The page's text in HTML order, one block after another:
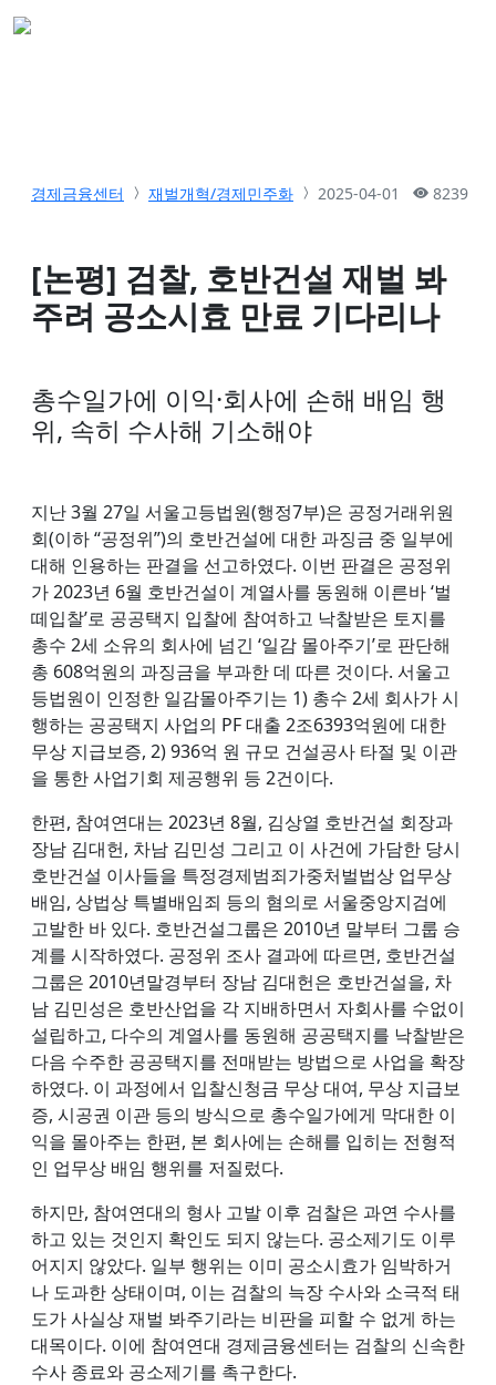
경제금융센터 재벌개혁/경제민주화 2025-04-01 8239
[논평] 검찰, 호반건설 재벌 봐
주려 공소시효 만료 기다리나
총수일가에 이익·회사에 손해 배임 행
위, 속히 수사해 기소해야
지난 3월 27일 서울고등법원(행정7부)은 공정거래위원
회(이하 “공정위”)의 호반건설에 대한 과징금 중 일부에
대해 인용하는 판결을 선고하였다. 이번 판결은 공정위
가 2023년 6월 호반건설이 계열사를 동원해 이른바 ‘벌
떼입찰’로 공공택지 입찰에 참여하고 낙찰받은 토지를
총수 2세 소유의 회사에 넘긴 ‘일감 몰아주기’로 판단해
총 608억원의 과징금을 부과한 데 따른 것이다. 서울고
등법원이 인정한 일감몰아주기는 1) 총수 2세 회사가 시
행하는 공공택지 사업의 PF 대출 2조6393억원에 대한
무상 지급보증, 2) 936억 원 규모 건설공사 타절 및 이관
을 통한 사업기회 제공행위 등 2건이다.
한편, 참여연대는 2023년 8월, 김상열 호반건설 회장과
장남 김대헌, 차남 김민성 그리고 이 사건에 가담한 당시
호반건설 이사들을 특정경제범죄가중처벌법상 업무상
배임, 상법상 특별배임죄 등의 혐의로 서울중앙지검에
고발한 바 있다. 호반건설그룹은 2010년 말부터 그룹 승
계를 시작하였다. 공정위 조사 결과에 따르면, 호반건설
그룹은 2010년말경부터 장남 김대헌은 호반건설을, 차
남 김민성은 호반산업을 각 지배하면서 자회사를 수없이
설립하고, 다수의 계열사를 동원해 공공택지를 낙찰받은
다음 수주한 공공택지를 전매받는 방법으로 사업을 확장
하였다. 이 과정에서 입찰신청금 무상 대여, 무상 지급보
증, 시공권 이관 등의 방식으로 총수일가에게 막대한 이
익을 몰아주는 한편, 본 회사에는 손해를 입히는 전형적
인 업무상 배임 행위를 저질렀다.
하지만, 참여연대의 형사 고발 이후 검찰은 과연 수사를
하고 있는 것인지 확인도 되지 않는다. 공소제기도 이루
어지지 않았다. 일부 행위는 이미 공소시효가 임박하거
나 도과한 상태이며, 이는 검찰의 늑장 수사와 소극적 태
도가 사실상 재벌 봐주기라는 비판을 피할 수 없게 하는
대목이다. 이에 참여연대 경제금융센터는 검찰의 신속한
수사 종료와 공소제기를 촉구한다.